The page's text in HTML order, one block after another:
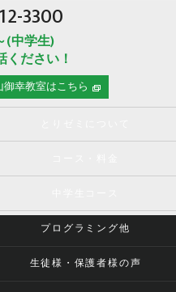
(中学生)
ださい！
3300
御幸教室はこちら
プログラミング他
生徒様・保護者様の声